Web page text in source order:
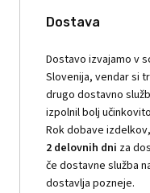
Dostava
Dostavo izvajamo v
Slovenija, vendar si
drugo dostavno
izpolnil bolj
Rok dobave
2 delovnih dni za
če dostavne služba
dostavlja pozneje.